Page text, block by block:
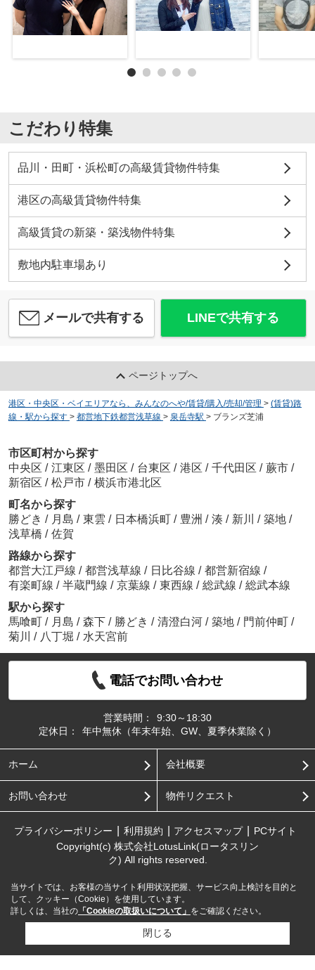
こだわり特集
品川・田町・浜松町の高級賃貸物件特集
港区の高級賃貸物件特集
高級賃貸の新築・築浅物件特集
敷地内駐車場あり
メールで共有する LINEで共有する
ページトップへ
港区・中央区・ベイエリアなら、みんなのへや/賃貸/購入/売却/管理 > (賃貸)路
線・駅から探す > 都営地下鉄都営浅草線 > 泉岳寺駅 > ブランズ芝浦
市区町村から探す
中央区 / 江東区 / 墨田区 / 台東区 / 港区 / 千代田区 / 蕨市 /
新宿区 / 松戸市 / 横浜市港北区
町名から探す
勝どき / 月島 / 東雲 / 日本橋浜町 / 豊洲 / 湊 / 新川 / 築地 /
浅草橋 / 佐賀
路線から探す
都営大江戸線 / 都営浅草線 / 日比谷線 / 都営新宿線 /
有楽町線 / 半蔵門線 / 京葉線 / 東西線 / 総武線 / 総武本線
駅から探す
馬喰町 / 月島 / 森下 / 勝どき / 清澄白河 / 築地 / 門前仲町 /
菊川
/ 八丁堀 / 水天宮前
電話でお問い合わせ
営業時間：
9:30～18:30
定休日：
年中無休（年末年始、GW、夏季休業除く）
ホーム 会社概要
お問い合わせ 物件リクエスト
プライバシーポリシー 利用規約 アクセスマップ
PCサイト
Copyright(c) 株式会社LotusLink(ロータスリン
ク) All rights reserved.
当サイトでは、お客様の当サイト利用状況把握、サービス向上検討を目的と
して、クッキー（Cookie）を使用しています。
詳しくは、当社の 「Cookieの取扱いについて」 をご確認ください。
閉じる